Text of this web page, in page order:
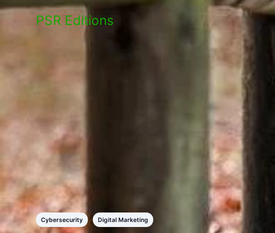
Skip
PSR Editions
Cybersecurity Digital Marketing